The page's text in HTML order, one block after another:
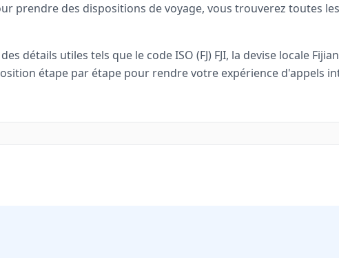
prendre des dispositions de voyage, vous trouverez toutes
utiles tels que le code ISO (FJ) FJI, la devise locale Fijian
étape par étape pour rendre votre expérience d'appels